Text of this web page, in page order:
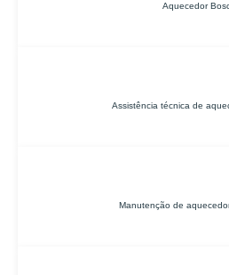
Aquecedor
Assistência técnica de
Manutenção de